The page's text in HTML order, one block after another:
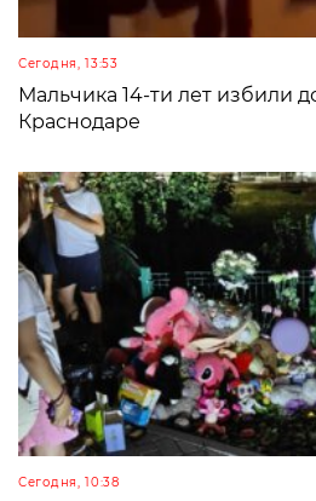
Сегодня, 13:53
Мальчика 14-ти лет избили
Краснодаре
Сегодня, 10:38